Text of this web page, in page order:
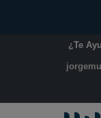
¿Te